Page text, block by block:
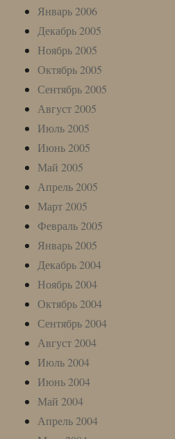
Январь 2006
Декабрь 2005
Ноябрь 2005
Октябрь 2005
Сентябрь 2005
Август 2005
Июль 2005
Июнь 2005
Май 2005
Апрель 2005
Март 2005
Февраль 2005
Январь 2005
Декабрь 2004
Ноябрь 2004
Октябрь 2004
Сентябрь 2004
Август 2004
Июль 2004
Июнь 2004
Май 2004
Апрель 2004